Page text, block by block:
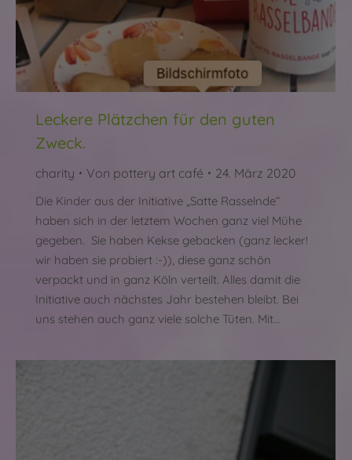
Leckere Plätzchen für den guten
Zweck.
charity Von pottery art café 24. März 2020
Die Kinder aus der Initiative „Satte Rasselnde“
haben sich in der letztem Wochen ganz viel Mühe
gegeben. Sie haben Kekse gebacken (ganz lecker!
wir haben sie probiert :-)), diese ganz schön
verpackt und in ganz Köln verteilt. Alles damit die
Initiative auch nächstes Jahr bestehen bleibt. Bei
uns stehen auch ganz viele solche Tüten. Mit…